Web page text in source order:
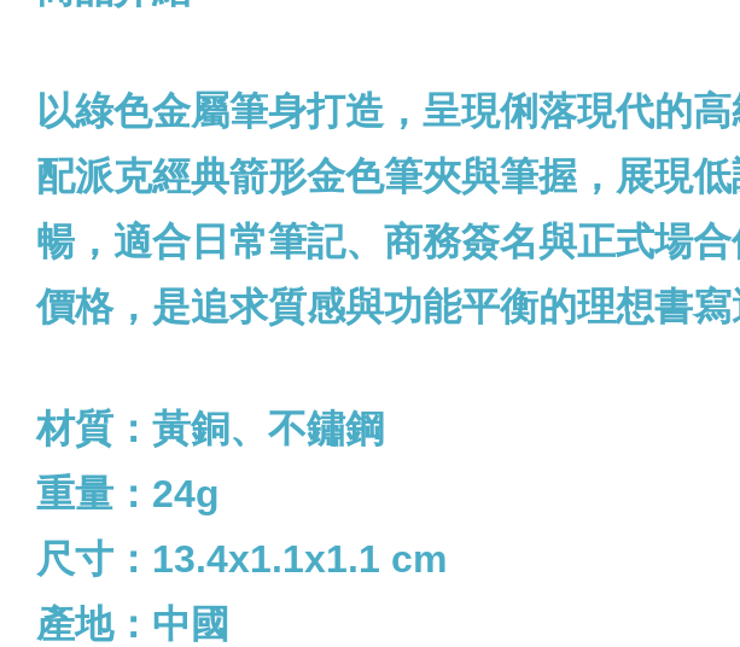
以綠色金屬筆身打造，呈現俐落現代的
配派克經典箭形金色筆夾與筆握， 展現
暢，適合日常筆記、商務簽名與正式場
價格，是追求質感與功能平衡的理想書寫
材質：黃銅、不鏽鋼
重量：24g
尺寸：13.4x1.1x1.1 cm
產地：中國